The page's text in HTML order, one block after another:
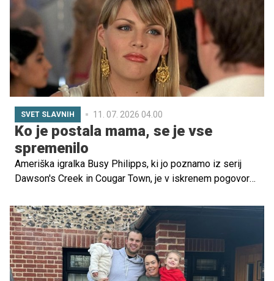
nosečnice in otroka.
SVET SLAVNIH 11. 07. 2026 04.00
Ko je postala mama, se je vse
spremenilo
Ameriška igralka Busy Philipps, ki jo poznamo iz serij
Dawson's Creek in Cougar Town, je v iskrenem pogovoru
Zvezdnica, ki je mama dveh otrok, pravi, da jo je rojstvo
otrok spodbudilo, da je postala bolj glasna, pogumna in
aktivna pri vprašanjih, ki so ji pomembna.